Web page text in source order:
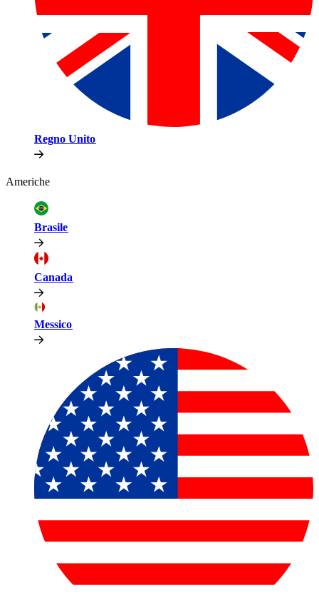
Regno Unito​​
Americhe​​
Brasile​​
Canada​​
Messico​​